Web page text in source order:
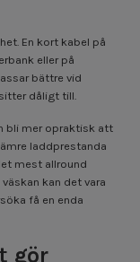
En kort kabel på
eller på
bättre vid
dåligt till.
bli mer opraktisk att
laddprestanda
mest allround
kan det vara
få en enda
gör